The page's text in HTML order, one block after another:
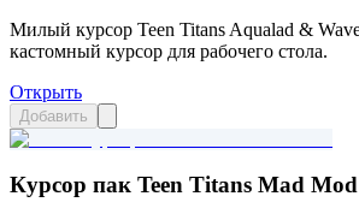
Милый курсор Teen Titans Aqualad &
кастомный курсор для рабочего стола.
Открыть
Добавить
Курсор пак Teen Titans Mad Mod